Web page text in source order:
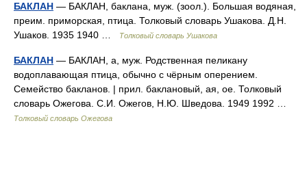
БАКЛАН — БАКЛАН, баклана, муж. (зоол.). Большая водяная,
преим. приморская, птица. Толковый словарь Ушакова. Д.Н.
Ушаков. 1935 1940 …
Толковый словарь Ушакова
БАКЛАН — БАКЛАН, а, муж. Родственная пеликану
водоплавающая птица, обычно с чёрным оперением.
Семейство бакланов. | прил. баклановый, ая, ое. Толковый
словарь Ожегова. С.И. Ожегов, Н.Ю. Шведова. 1949 1992 …
Толковый словарь Ожегова